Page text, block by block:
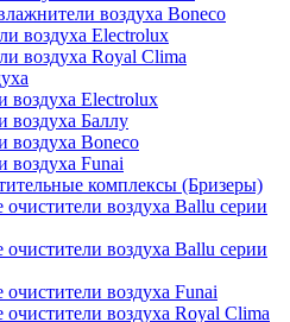
воздуха Boneco
воздуха Electrolux
воздуха Royal Clima
воздуха Electrolux
воздуха Баллу
воздуха Boneco
воздуха Funai
комплексы (Бризеры)
воздуха Ballu серии
воздуха Ballu серии
воздуха Funai
воздуха Royal Clima